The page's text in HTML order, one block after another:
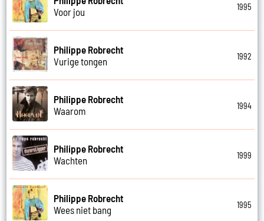
Voor jou
1995
Philippe Robrecht
Vurige tongen
1992
Philippe Robrecht
Waarom
1994
Philippe Robrecht
Wachten
1999
Philippe Robrecht
Wees niet bang
1995